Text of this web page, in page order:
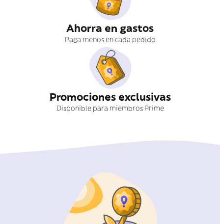
Ahorra en gastos
Paga menos en cada pedido
Promociones exclusivas
Disponible para miembros Prime